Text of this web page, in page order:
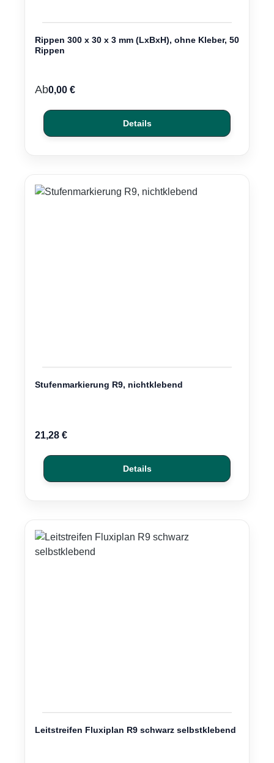
Rippen 300 x 30 x 3 mm (LxBxH), ohne Kleber, 50
Rippen
Regulärer Preis:
Ab0,00 €
Details
Stufenmarkierung R9, nichtklebend
Regulärer Preis:
21,28 €
Details
Leitstreifen Fluxiplan R9 schwarz selbstklebend